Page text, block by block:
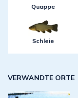
Quappe
Schleie
VERWANDTE ORTE